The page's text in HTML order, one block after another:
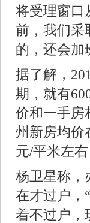
将受理窗口
前，我们采
的，还会加
据了解，
期，就有
价和一手房
州新房均价
元/平米左右
杨卫星称，
在才过户，
着不过户，